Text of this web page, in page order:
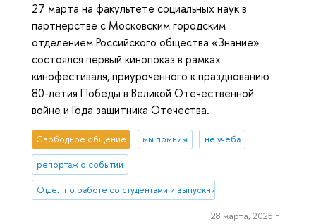
27 марта на факультете социальных наук в
партнерстве с Московским городским
отделением Российского общества «Знание»
состоялся первый кинопоказ в рамках
кинофестиваля, приуроченного к празднованию
80-летия Победы в Великой Отечественной
войне и Года защитника Отечества.
Свободное общение мы помним не учеба
репортаж о событии
Отдел по работе со студентами и выпускниками
28 марта, 2025 г.